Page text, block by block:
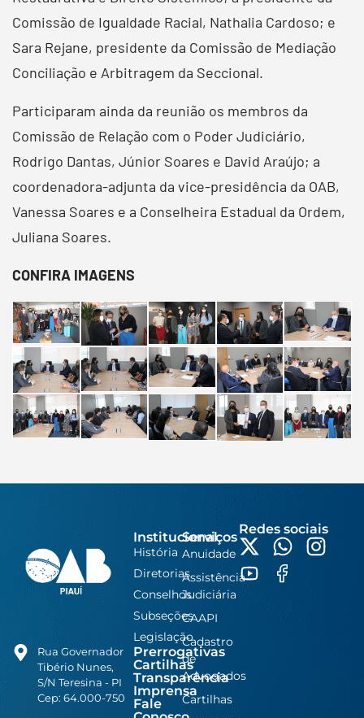
Comissão de Igualdade Racial, Nathalia Cardoso; e
Sara Rejane, presidente da Comissão de Mediação
Conciliação e Arbitragem da Seccional.
Participaram ainda da reunião os membros da
Comissão de Relação com o Poder Judiciário,
Rodrigo Dantas, Júnior Soares e David Araújo; a
coordenadora-adjunta da vice-presidência da OAB,
Vanessa Soares e a Conselheira Estadual da Ordem,
Juliana Soares.
CONFIRA IMAGENS
Rua Governador
Tibério Nunes,
S/N Teresina - PI
Cep: 64.000-750
Institucional
História
Diretorias
Conselhos
Subseções
Legislação
Prerrogativas
Cartilhas
Transparência
Imprensa
Fale
Serviços
Anuidade
Assistência
Judiciária
CAAPI
Cadastro
de
Advogados
Cartilhas
Redes sociais